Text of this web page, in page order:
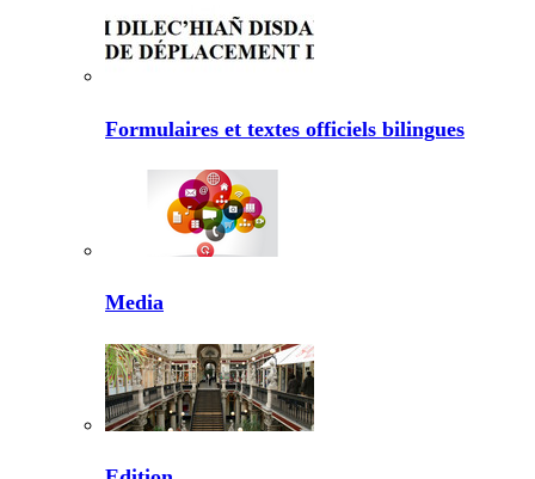
Formulaires et textes officiels bilingues
Media